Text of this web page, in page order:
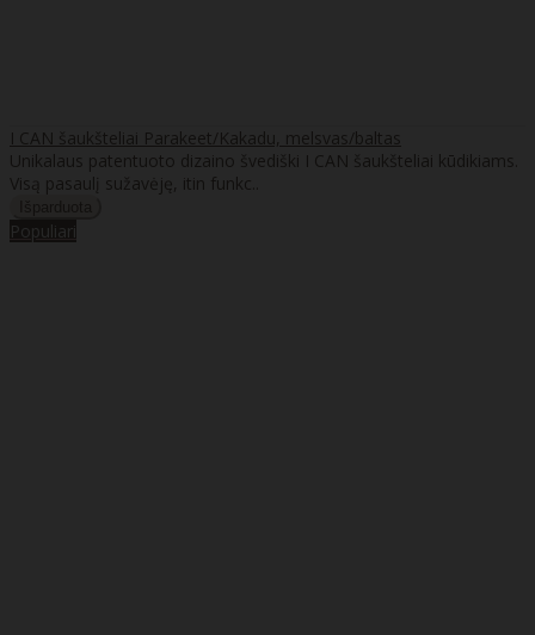
I CAN šaukšteliai Parakeet/Kakadu, melsvas/baltas
Unikalaus patentuoto dizaino švediški I CAN šaukšteliai kūdikiams.
Visą pasaulį sužavėję, itin funkc..
Populiari